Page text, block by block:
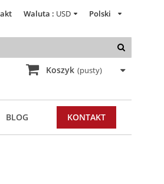
Polski
Waluta : USD
Koszyk (pusty)
BLOG KONTAKT